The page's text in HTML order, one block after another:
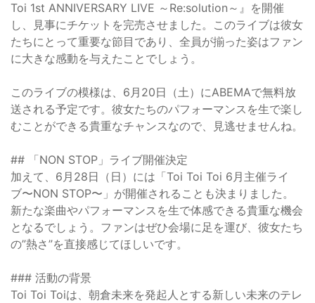
Toi 1st ANNIVERSARY LIVE ～Re:solution～』を開催
し、見事にチケットを完売させました。このライブは彼女
たちにとって重要な節目であり、全員が揃った姿はファン
に大きな感動を与えたことでしょう。
このライブの模様は、6月20日（土）にABEMAで無料放
送される予定です。彼女たちのパフォーマンスを生で楽し
むことができる貴重なチャンスなので、見逃せませんね。
## 「NON STOP」ライブ開催決定
加えて、6月28日（日）には「Toi Toi Toi 6月主催ライ
ブ〜NON STOP〜」が開催されることも決まりました。
新たな楽曲やパフォーマンスを生で体感できる貴重な機会
となるでしょう。ファンはぜひ会場に足を運び、彼女たち
の”熱さ”を直接感じてほしいです。
### 活動の背景
Toi Toi Toiは、朝倉未来を発起人とする新しい未来のテレ